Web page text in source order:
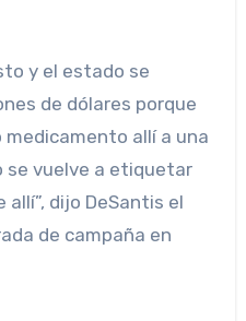
y el estado se
de dólares porque
medicamento allí a una
se vuelve a etiquetar
allí”, dijo DeSantis el
de campaña en